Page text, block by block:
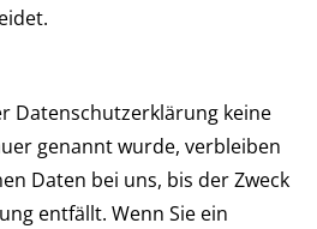
Datenschutzerklärung keine
genannt wurde, verbleiben
Daten bei uns, bis der Zweck
entfällt. Wenn Sie ein